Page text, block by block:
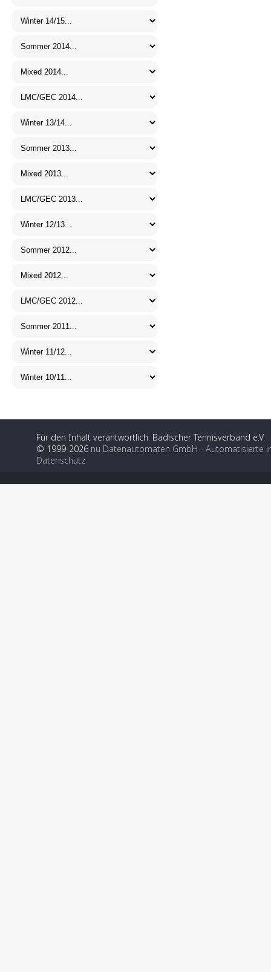
Für den Inhalt verantwortlich: Badischer Tennisverband e.V.
© 1999-2026 nu Datenautomaten GmbH - Automatisierte
Datenschutz